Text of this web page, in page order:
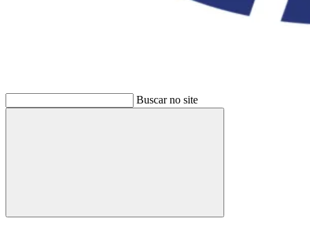
Buscar no site
Buscar